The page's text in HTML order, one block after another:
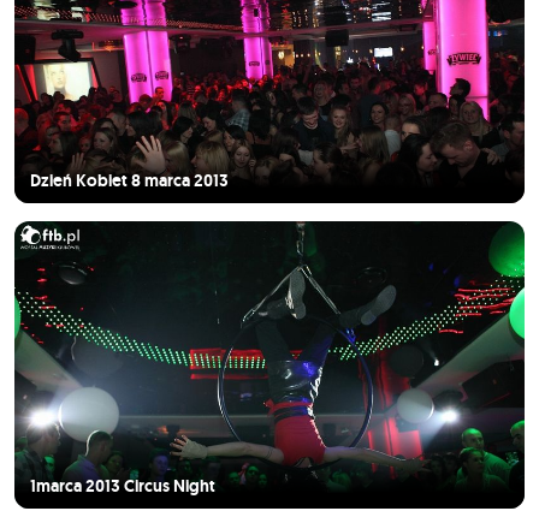
Dzień Kobiet 8 marca 2013
1marca 2013 Circus Night